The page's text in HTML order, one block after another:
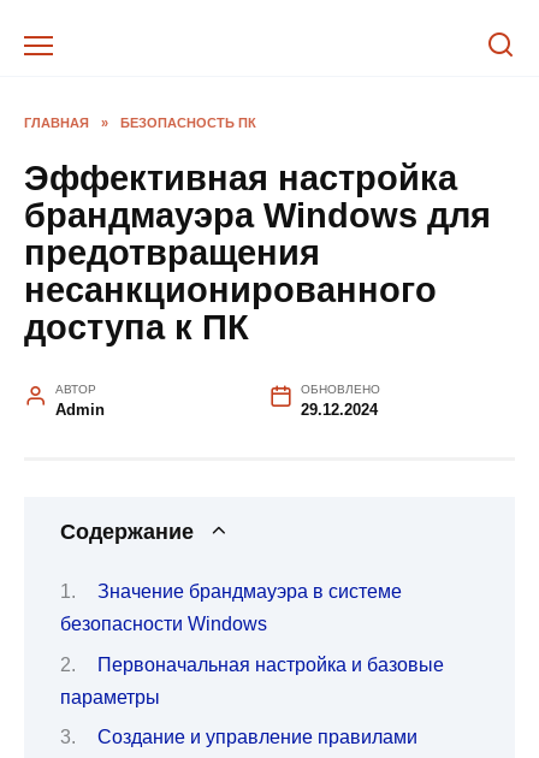
ГЛАВНАЯ » БЕЗОПАСНОСТЬ ПК
Эффективная настройка
брандмауэра Windows для
предотвращения
несанкционированного
доступа к ПК
АВТОР
Admin
ОБНОВЛЕНО
29.12.2024
Содержание
Значение брандмауэра в системе
безопасности Windows
Первоначальная настройка и базовые
параметры
Создание и управление правилами